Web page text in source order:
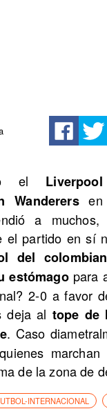
el
Wanderers
a
el partido en sí
del
estómagopara
2-0 a favor
deja al tope de
. Caso
marchan
de la zona de
INTERNACIONAL